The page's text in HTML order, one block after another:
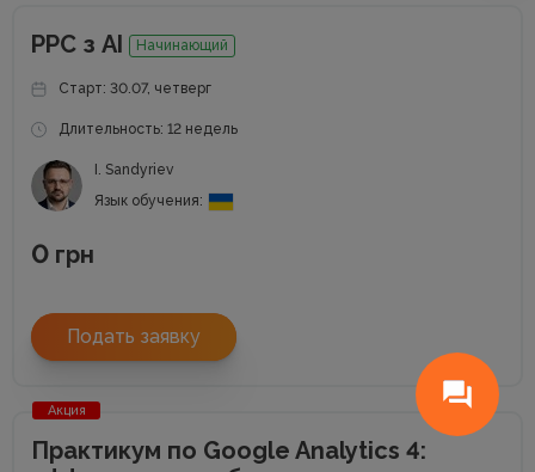
РРС з АІ Начинающий
Старт: 30.07, четверг
Длительность: 12 недель
I. Sandyriev
Язык обучения:
0 грн
Подать заявку
Акция
Практикум по Google Analytics 4: